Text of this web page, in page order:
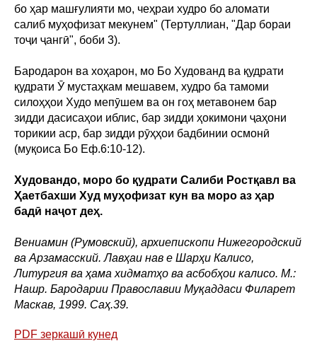
бо ҳар машғулияти мо, чеҳраи худро бо аломати
салиб муҳофизат мекунем" (Тертуллиан, "Дар бораи
тоҷи ҷангӣ", боби 3).
Бародарон ва хоҳарон, мо Бо Худованд ва қудрати
қудрати Ӯ мустаҳкам мешавем, худро ба тамоми
силоҳҳои Худо мепӯшем ва он гоҳ метавонем бар
зидди дасисаҳои иблис, бар зидди ҳокимони ҷаҳони
торикии аср, бар зидди рӯҳҳои бадбинии осмонӣ
(муқоиса Бо Еф.6:10-12).
Худовандо, моро бо қудрати Салиби Ростқавл ва
Ҳаетбахши Худ муҳофизат кун ва моро аз ҳар
бадӣ наҷот деҳ.
Вениамин (Румовский), архиепископи Нижегородский
ва Арзамасский. Лавҳаи нав е Шарҳи Калисо,
Литургия ва ҳама хидматҳо ва асбобҳои калисо. М.:
Нашр. Бародарии Православии Муқаддаси Филарет
Маскав, 1999. Саҳ.39.
PDF зеркашӣ кунед